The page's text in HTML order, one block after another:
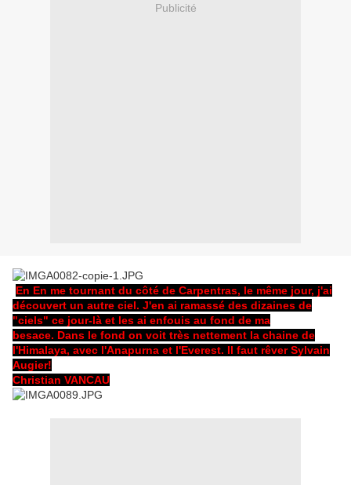
Publicité
En En me tournant du côté de Carpentras, le même jour, j'ai
découvert un autre ciel. J'en ai ramassé des dizaines de
"ciels" ce jour-là et les ai enfouis au fond de ma
besace. Dans le fond on voit très nettement la chaine de
l'Himalaya, avec l'Anapurna et l'Everest. Il faut rêver Sylvain
Augier!
Christian VANCAU